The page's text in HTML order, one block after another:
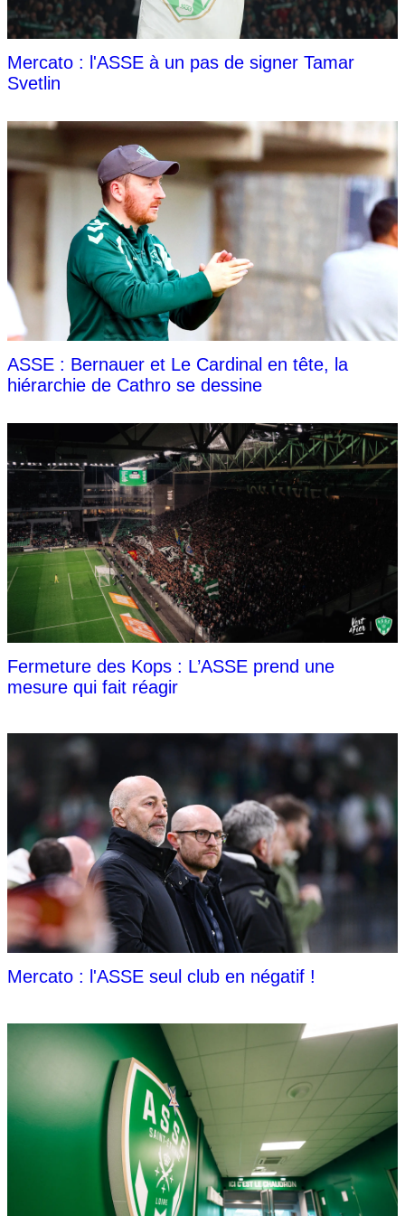
Mercato : l'ASSE à un pas de signer Tamar
Svetlin
ASSE : Bernauer et Le Cardinal en tête, la
hiérarchie de Cathro se dessine
Fermeture des Kops : L’ASSE prend une
mesure qui fait réagir
Mercato : l'ASSE seul club en négatif !